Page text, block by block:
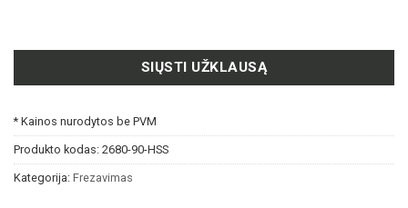
SIŲSTI UŽKLAUSĄ
* Kainos nurodytos be PVM
Produkto kodas: 2680-90-HSS
Kategorija: Frezavimas